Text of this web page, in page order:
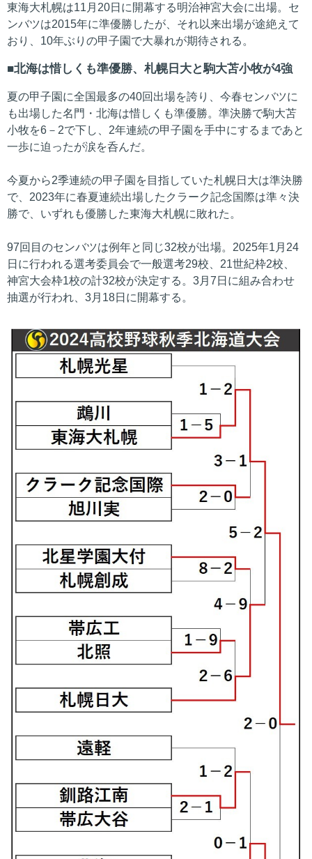
東海大札幌は11月20日に開幕する明治神宮大会に出場。セ
ンバツは2015年に準優勝したが、それ以来出場が途絶えて
おり、10年ぶりの甲子園で大暴れが期待される。
北海は惜しくも準優勝、札幌日大と駒大苫小牧が4強
夏の甲子園に全国最多の40回出場を誇り、今春センバツに
も出場した名門・北海は惜しくも準優勝。準決勝で駒大苫
小牧を6－2で下し、2年連続の甲子園を手中にするまであと
一歩に迫ったが涙を呑んだ。
今夏から2季連続の甲子園を目指していた札幌日大は準決勝
で、2023年に春夏連続出場したクラーク記念国際は準々決
勝で、いずれも優勝した東海大札幌に敗れた。
97回目のセンバツは例年と同じ32校が出場。2025年1月24
日に行われる選考委員会で一般選考29校、21世紀枠2校、
神宮大会枠1校の計32校が決定する。3月7日に組み合わせ
抽選が行われ、3月18日に開幕する。